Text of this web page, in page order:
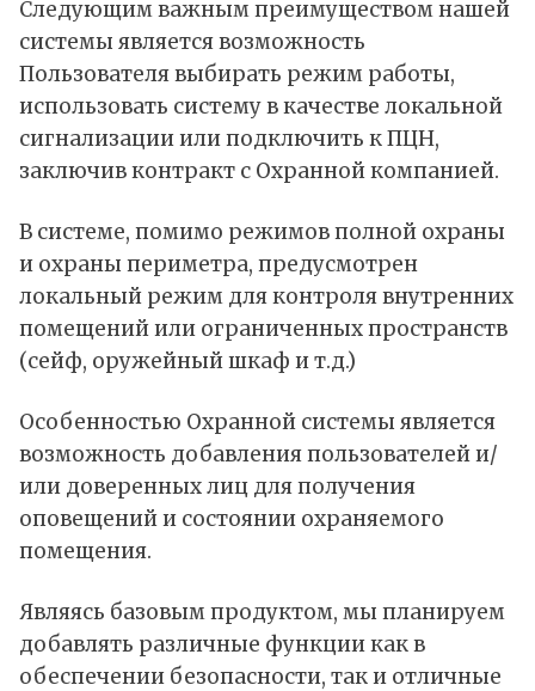
Следующим важным преимуществом нашей
системы является возможность
Пользователя выбирать режим работы,
использовать систему в качестве локальной
сигнализации или подключить к ПЦН,
заключив контракт с Охранной компанией.
В системе, помимо режимов полной охраны
и охраны периметра, предусмотрен
локальный режим для контроля внутренних
помещений или ограниченных пространств
(сейф, оружейный шкаф и т.д.)
Особенностью Охранной системы является
возможность добавления пользователей и/
или доверенных лиц для получения
оповещений и состоянии охраняемого
помещения.
Являясь базовым продуктом, мы планируем
добавлять различные функции как в
обеспечении безопасности, так и отличные